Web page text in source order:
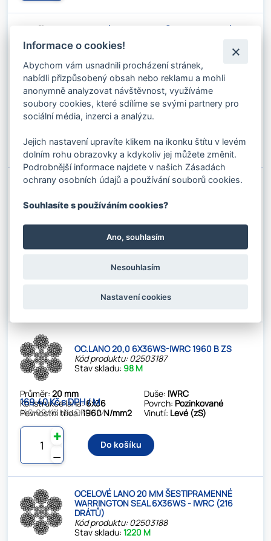
OCELOVÉ LANO 20 MM ŠESTIPRAMENNÉ
WARRINGTON SEAL 6X36WS - FC (216
DRÁTŮ)
Kód produktu: 02503160
Stav skladu:2013 M
Průměr:20 mm
Konstrukce lana:6x36
Pevnostní třída:1960 N/mm2
Duše: FC
Povrch:Pozinkované
163.35 Kč s DPH / M
135.00 Kč bez DPH / M
⚊
Do košíku
OCELOVÉ LANO 20 MM ŠESTIPRAMENNÉ
DRÁTŮ)
Kód produktu: 025031710
Stav skladu:63 M
Konstrukce lana:6x36
Duše:
Povrch:Holé
131.77 Kč s DPH / M
OC.LANO 20,0 6X36WS-IWRC 1960 B ZS
Kód produktu: 02503187
Stav skladu: 98 M
Průměr:20 mm
Konstrukce lana:6x36
Pevnostní třída:1960 N/mm2
Duše: IWRC
Povrch: Pozinkované
Vinutí: Levé (zS)
169.40 Kč s DPH / M
140.00 Kč bez DPH / M
⚊
✚
Do košíku
OCELOVÉ LANO 20 MM ŠESTIPRAMENNÉ
WARRINGTON SEAL 6X36WS - IWRC (216
DRÁTŮ)
Kód produktu: 02503188
Stav skladu:1220 M
Informace o cookies!
Abychom vám usnadnili procházení stránek,
nabídli přizpůsobený obsah nebo reklamu a mohli
anonymně analyzovat návštěvnost, využíváme
soubory cookies, které sdílíme se svými partnery pro
sociální média, inzerci a analýzu.
Jejich nastavení upravíte klikem na ikonku štítu v levém
dolním rohu obrazovky a kdykoliv jej můžete změnit.
Podrobnější informace najdete v našich Zásadách
ochrany osobních údajů a používání souborů cookies.
Souhlasíte s používáním cookies?
Ano, souhlasím
Nesouhlasím
Nastavení cookies